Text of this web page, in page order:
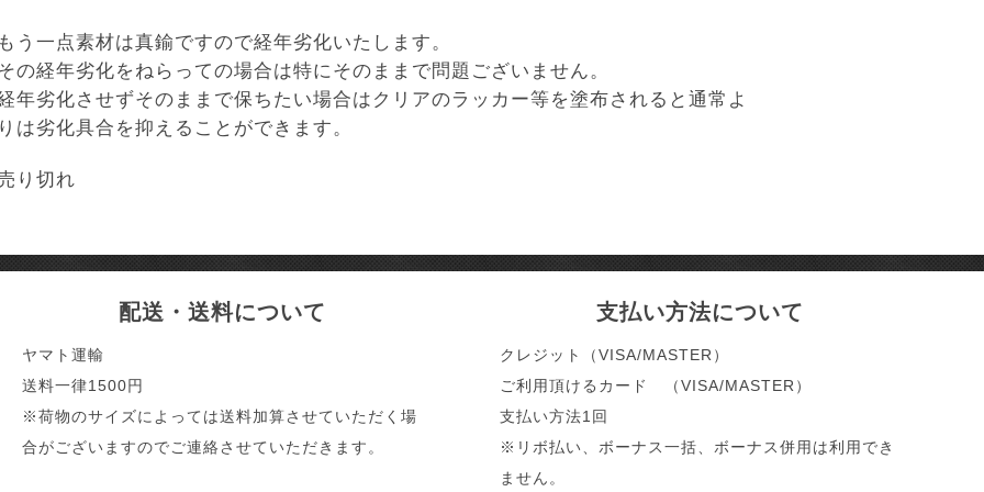
う一点素材は真鍮ですので経年劣化いたします。
の経年劣化をねらっての場合は特にそのままで問題ございません。
年劣化させずそのままで保ちたい場合はクリアのラッカー等を塗布されると通常よ
は劣化具合を抑えることができます。
り切れ
配送・送料について
ヤマト運輸
送料一律1500円
※荷物のサイズによっては送料加算させていただく場
合がございますのでご連絡させていただきます。
支払い方法について
クレジット（VISA/MASTER）
ご利用頂けるカード （VISA/MASTER）
支払い方法1回
※リボ払い、ボーナス一括、ボーナス併用は利用でき
ません。